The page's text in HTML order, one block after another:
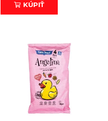
KÚPIŤ